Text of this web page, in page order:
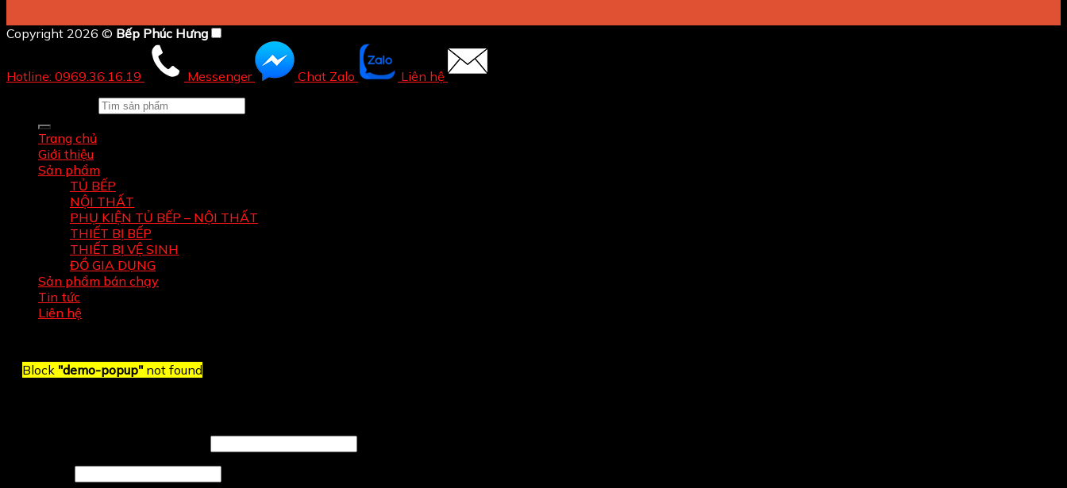
Copyright 2026 © Bếp Phúc Hưng
Hotline: 0969.36.16.19 Messenger Chat Zalo
Liên hệ
Trang chủ
Giới thiệu
Sản phẩm
TỦ BẾP
NỘI THẤT
PHỤ KIỆN TỦ BẾP – NỘI THẤT
THIẾT BỊ BẾP
THIẾT BỊ VỆ SINH
ĐỒ GIA DỤNG
Sản phẩm bán chạy
Tin tức
Liên hệ
Block "demo-popup"not found